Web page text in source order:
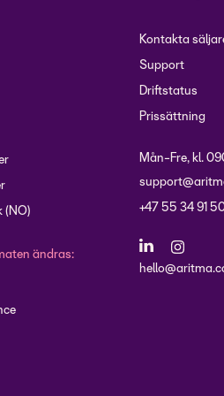
(NO)
ändras:
Kontakta
Support
Driftstatus
Prissättning
Mån-Fre, kl.
+47 55 34 91